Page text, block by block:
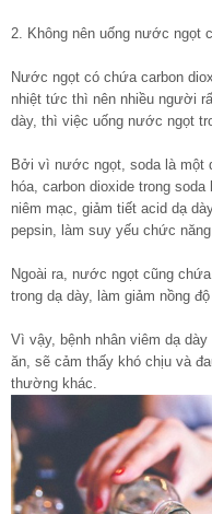
2. Không nên uống nước ngọt
Nước ngọt có chứa carbon
nhiệt tức thì nên nhiều người
dày, thì việc uống nước ngọt
Bởi vì nước ngọt, soda là một
hóa, carbon dioxide trong
niêm mạc, giảm tiết acid dạ
pepsin, làm suy yếu chức
Ngoài ra, nước ngọt cũng
trong dạ dày, làm giảm nồng
Vì vậy, bệnh nhân viêm dạ
ăn, sẽ cảm thấy khó chịu và
thường khác.